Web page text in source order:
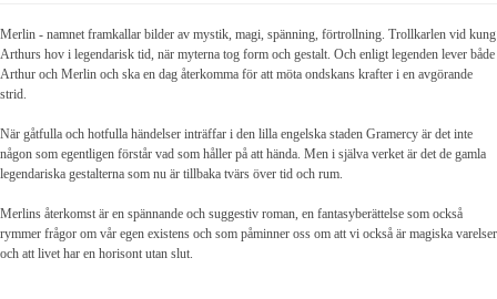
Merlin - namnet framkallar bilder av mystik, magi, spänning, förtrollning. Trollkarlen vid kung
Arthurs hov i legendarisk tid, när myterna tog form och gestalt. Och enligt legenden lever både
Arthur och Merlin och ska en dag återkomma för att möta ondskans krafter i en avgörande
strid.
När gåtfulla och hotfulla händelser inträffar i den lilla engelska staden Gramercy är det inte
någon som egentligen förstår vad som håller på att hända. Men i själva verket är det de gamla
legendariska gestalterna som nu är tillbaka tvärs över tid och rum.
Merlins återkomst är en spännande och suggestiv roman, en fantasyberättelse som också
rymmer frågor om vår egen existens och som påminner oss om att vi också är magiska varelser
och att livet har en horisont utan slut.